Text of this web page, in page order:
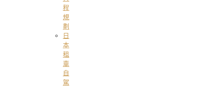
程
規
劃
日
本
租
車
自
駕